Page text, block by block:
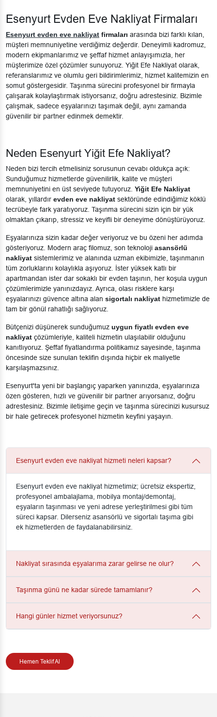
Esenyurt Evden Eve Nakliyat Firmaları
Esenyurt evden eve nakliyat firmaları arasında bizi farklı kılan,
müşteri memnuniyetine verdiğimiz değerdir. Deneyimli kadromuz,
modern ekipmanlarımız ve şeffaf hizmet anlayışımızla, her
müşterimize özel çözümler sunuyoruz. Yiğit Efe Nakliyat olarak,
referanslarımız ve olumlu geri bildirimlerimiz, hizmet kalitemizin en
somut göstergesidir. Taşınma sürecini profesyonel bir firmayla
çalışarak kolaylaştırmak istiyorsanız, doğru adrestesiniz. Bizimle
çalışmak, sadece eşyalarınızı taşımak değil, aynı zamanda
güvenilir bir partner edinmek demektir.
Neden Esenyurt Yiğit Efe Nakliyat?
Neden bizi tercih etmelisiniz sorusunun cevabı oldukça açık:
Sunduğumuz hizmetlerde güvenilirlik, kalite ve müşteri
memnuniyetini en üst seviyede tutuyoruz. Yiğit Efe Nakliyat
olarak, yıllardır evden eve nakliyat sektöründe edindiğimiz köklü
tecrübeyle fark yaratıyoruz. Taşınma sürecini sizin için bir yük
olmaktan çıkarıp, stressiz ve keyifli bir deneyime dönüştürüyoruz.
Eşyalarınıza sizin kadar değer veriyoruz ve bu özeni her adımda
gösteriyoruz. Modern araç filomuz, son teknoloji asansörlü
nakliyat sistemlerimiz ve alanında uzman ekibimizle, taşınmanın
tüm zorluklarını kolaylıkla aşıyoruz. İster yüksek katlı bir
apartmandan ister dar sokaklı bir evden taşının, her koşula uygun
çözümlerimizle yanınızdayız. Ayrıca, olası risklere karşı
eşyalarınızı güvence altına alan sigortalı nakliyat hizmetimizle de
tam bir gönül rahatlığı sağlıyoruz.
Bütçenizi düşünerek sunduğumuz uygun fiyatlı evden eve
nakliyat çözümleriyle, kaliteli hizmetin ulaşılabilir olduğunu
kanıtlıyoruz. Şeffaf fiyatlandırma politikamız sayesinde, taşınma
öncesinde size sunulan teklifin dışında hiçbir ek maliyetle
karşılaşmazsınız.
Esenyurt'ta yeni bir başlangıç yaparken yanınızda, eşyalarınıza
özen gösteren, hızlı ve güvenilir bir partner arıyorsanız, doğru
adrestesiniz. Bizimle iletişime geçin ve taşınma sürecinizi kusursuz
bir hale getirecek profesyonel hizmetin keyfini yaşayın.
Esenyurt evden eve nakliyat hizmeti neleri kapsar?
Esenyurt evden eve nakliyat hizmetimiz; ücretsiz ekspertiz,
profesyonel ambalajlama, mobilya montaj/demontaj,
eşyaların taşınması ve yeni adrese yerleştirilmesi gibi tüm
süreci kapsar. Dilerseniz asansörlü ve sigortalı taşıma gibi
ek hizmetlerden de faydalanabilirsiniz.
Nakliyat sırasında eşyalarıma zarar gelirse ne olur?
Taşınma günü ne kadar sürede tamamlanır?
Hangi günler hizmet veriyorsunuz?
Hemen Teklif Al